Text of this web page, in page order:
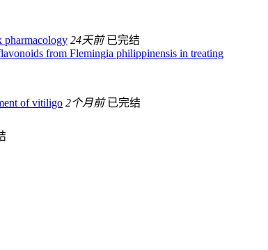
pharmacology 24天前 已完结
from Flemingia philippinensis in treating
of vitiligo 2个月前 已完结